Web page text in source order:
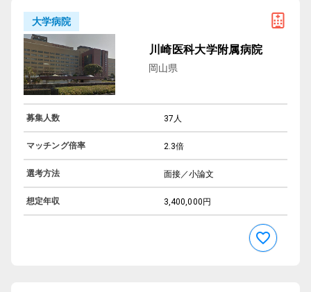
大学病院
川崎医科大学附属病院
岡山県
募集人数 37人
マッチング倍率 2.3倍
選考方法 面接／小論文
想定年収 3,400,000円